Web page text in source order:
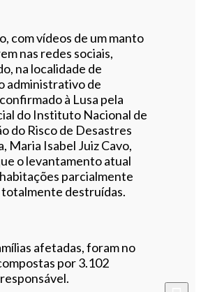
com vídeos de um manto
nas redes sociais,
na localidade de
administrativo de
à Lusa pela
do Instituto Nacional de
do Risco de Desastres
Maria Isabel Juiz Cavo,
o levantamento atual
parcialmente
destruídas.
afetadas, foram no
por 3.102
responsável.